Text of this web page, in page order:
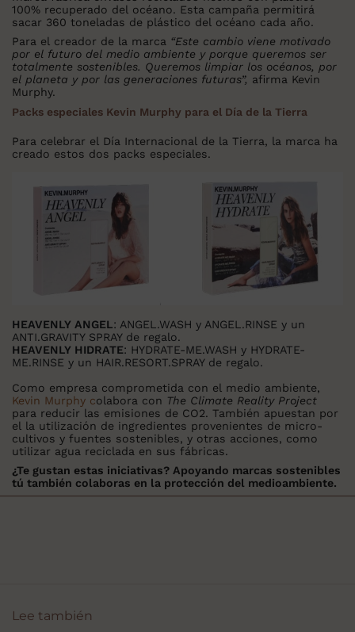
100% recuperado del océano. Esta campaña permitirá
sacar 360 toneladas de plástico del océano cada año.
Para el creador de la marca “Este cambio viene motivado
por el futuro del medio ambiente y porque queremos ser
totalmente sostenibles. Queremos limpiar los océanos, por
el planeta y por las generaciones futuras”, afirma Kevin
Murphy.
Packs especiales Kevin Murphy para el Día de la Tierra
Para celebrar el Día Internacional de la Tierra, la marca ha
creado estos dos packs especiales.
HEAVENLY ANGEL: ANGEL.WASH y ANGEL.RINSE y un
ANTI.GRAVITY SPRAY de regalo.
HEAVENLY HIDRATE: HYDRATE-ME.WASH y HYDRATE-
ME.RINSE y un HAIR.RESORT.SPRAY de regalo.
Como empresa comprometida con el medio ambiente,
Kevin Murphy colabora con The Climate Reality Project
para reducir las emisiones de CO2. También apuestan por
el la utilización de ingredientes provenientes de micro-
cultivos y fuentes sostenibles, y otras acciones, como
utilizar agua reciclada en sus fábricas.
¿Te gustan estas iniciativas? Apoyando marcas sostenibles
tú también colaboras en la protección del medioambiente.
Lee también